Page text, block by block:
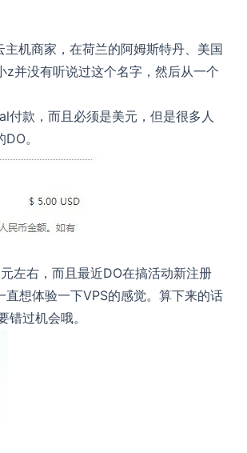
机商家，在荷兰的阿姆斯特丹、美国
并没有听说过这个名字，然后从一个
款，而且必须是美元，但是很多人
。
左右，而且最近DO在搞活动新注册
想体验一下VPS的感觉。算下来的话
过机会哦。